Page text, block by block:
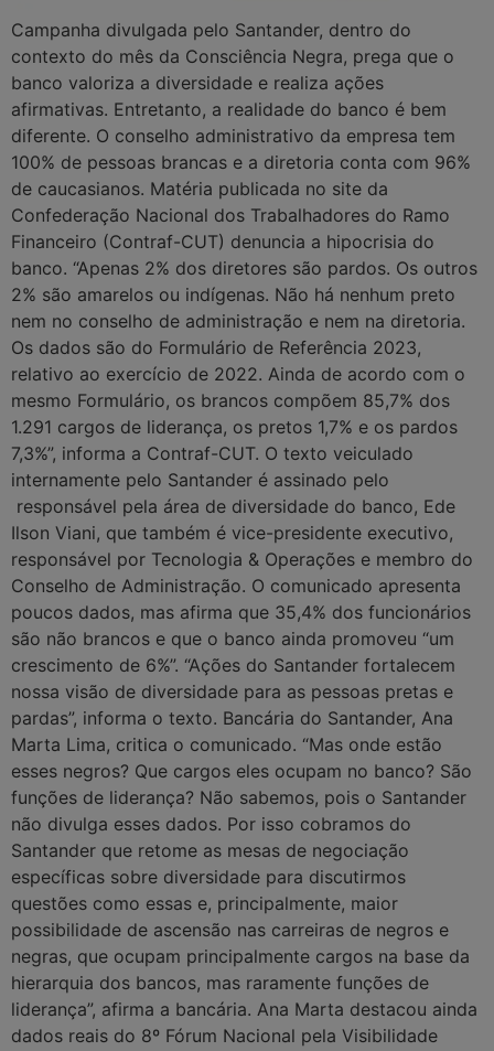
Campanha divulgada pelo Santander, dentro do
contexto do mês da Consciência Negra, prega que o
banco valoriza a diversidade e realiza ações
afirmativas. Entretanto, a realidade do banco é bem
diferente. O conselho administrativo da empresa tem
100% de pessoas brancas e a diretoria conta com 96%
de caucasianos. Matéria publicada no site da
Confederação Nacional dos Trabalhadores do Ramo
Financeiro (Contraf-CUT) denuncia a hipocrisia do
banco. “Apenas 2% dos diretores são pardos. Os outros
2% são amarelos ou indígenas. Não há nenhum preto
nem no conselho de administração e nem na diretoria.
Os dados são do Formulário de Referência 2023,
relativo ao exercício de 2022. Ainda de acordo com o
mesmo Formulário, os brancos compõem 85,7% dos
1.291 cargos de liderança, os pretos 1,7% e os pardos
7,3%”, informa a Contraf-CUT. O texto veiculado
internamente pelo Santander é assinado pelo
responsável pela área de diversidade do banco, Ede
Ilson Viani, que também é vice-presidente executivo,
responsável por Tecnologia & Operações e membro do
Conselho de Administração. O comunicado apresenta
poucos dados, mas afirma que 35,4% dos funcionários
são não brancos e que o banco ainda promoveu “um
crescimento de 6%”. “Ações do Santander fortalecem
nossa visão de diversidade para as pessoas pretas e
pardas”, informa o texto. Bancária do Santander, Ana
Marta Lima, critica o comunicado. “Mas onde estão
esses negros? Que cargos eles ocupam no banco? São
funções de liderança? Não sabemos, pois o Santander
não divulga esses dados. Por isso cobramos do
Santander que retome as mesas de negociação
específicas sobre diversidade para discutirmos
questões como essas e, principalmente, maior
possibilidade de ascensão nas carreiras de negros e
negras, que ocupam principalmente cargos na base da
hierarquia dos bancos, mas raramente funções de
liderança”, afirma a bancária. Ana Marta destacou ainda
dados reais do 8º Fórum Nacional pela Visibilidade